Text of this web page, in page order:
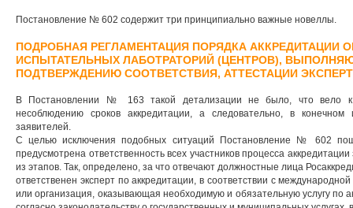
Постановление № 602 содержит три принципиально важные новеллы.
ПОДРОБНАЯ РЕГЛАМЕНТАЦИЯ ПОРЯДКА АККРЕДИТАЦИИ
ИСПЫТАТЕЛЬНЫХ ЛАБОТРАТОРИЙ (ЦЕНТРОВ),
ПОДТВЕРЖДЕНИЮ СООТВЕТСТВИЯ, АТТЕСТАЦИИ
В Постановлении № 163 такой детализации не было, что вело
несоблюдению сроков аккредитации, а следовательно, в
заявителей.
С целью исключения подобных ситуаций Постановление № 602
предусмотрена ответственность всех участников процесса
из этапов. Так, определено, за что отвечают должностные лица
ответственен эксперт по аккредитации, в соответствии с
или организация, оказывающая необходимую и обязательную услугу по